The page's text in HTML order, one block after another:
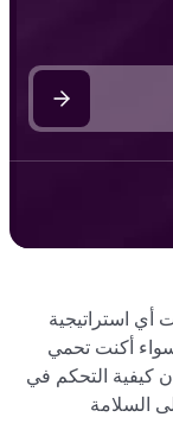
أي استراتيجية
سواء أكنت تحمي
كيفية التحكم في
السلامة